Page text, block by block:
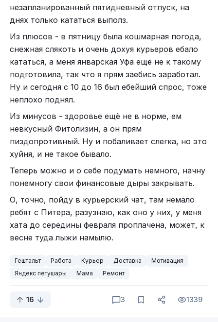
Кстати! Кто вообще назвал “яндекс.браузер”
браузером? Ах да! Нельзя же назвать свой высер
яндекс.помойка, а потом удивляться, что им
никто не пользуется, а так глядишь, кто-нибудь
да поведётся на псевдоскрепную чушь и то, что
с этой помойкой всё будет работать.
А вы как? Повелись? Или пользуетесь
настоящими браузерами? Хоть бы даже Internet
Explorer’ом?
Я просто к чему. У меня с яндексом, как с
явлением, не сложилось ещё с тех пор, когда они
были просто поисковой системой. Задаю вопрос
(тогда ещё нейросетей не было, был нормальный
поиск) говняндексу, а он мне в ответ “му-хрю“.
Задаю тот же вопрос гуглу, вуалябля, вот он
ответ на вопрос, на первой же странице.
А сейчас, эти членососы просто блокируют
тупо ничего не находит и всё. Гугл находит всё.
Ну или почти всё. То, что не может найти гугл,
А вообще, мне всё больше и больше их
незапланированный пятидневный отпуск, на
днях только кататься выполз.
Из плюсов - в пятницу была кошмарная погода,
снежная слякоть и очень дохуя курьеров ебало
кататься, а меня январская Уфа ещё не к такому
подготовила, так что я прям заебись заработал.
Ну и сегодня с 10 до 16 был ебейший спрос, тоже
неплохо поднял.
Из минусов - здоровье ещё не в норме, ем
невкусный Фитолизин, а он прям
пиздопротивный. Ну и побаливает слегка, но это
хуйня, и не такое бывало.
Теперь можно и о себе подумать немного, начну
понемногу свои финансовые дыры закрывать.
О, точно, пойду в курьерский чат, там немало
ребят с Питера, разузнаю, как оно у них, у меня
хата до середины февраля проплачена, может, к
весне туда лыжи намылю.
Гештальт Работа Курьер Доставка
Мотивация
Яндекс петушары
Мама Ремонт
16 3 1339